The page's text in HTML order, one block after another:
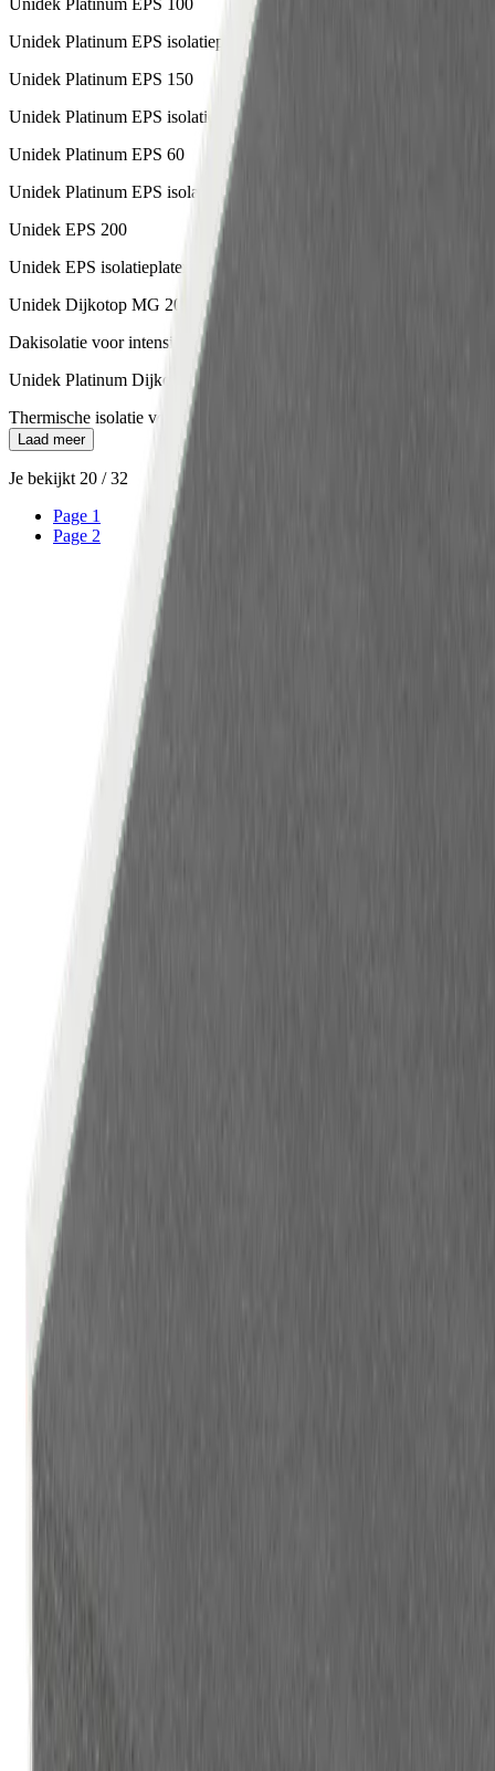
Unidek Platinum EPS isolatieplaten
Unidek Platinum EPS 150
Unidek Platinum EPS isolatieplaten
Unidek Platinum EPS 60
Unidek Platinum EPS isolatieplaten
Unidek EPS 200
Unidek EPS isolatieplaten
Unidek Dijkotop MG 200
Dakisolatie voor intensief beloopbare platte daken
Unidek Platinum Dijkotop 100
Thermische isolatie voor platte daken
Laad meer
Je bekijkt 20 /32
Page 1
Page 2